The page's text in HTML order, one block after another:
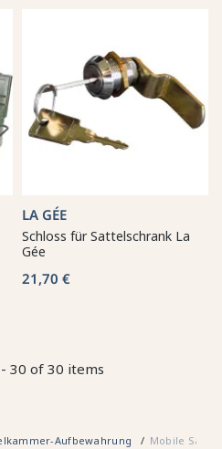
LA GÉE
Schloss für Sattelschrank La
Gée
21,70 €
30 of 30 items
Aufbewahrung Mobile